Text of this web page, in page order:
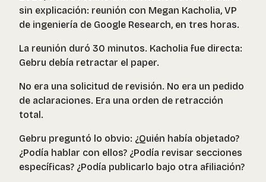
sin explicación: reunión con Megan Kacholia, VP
de ingeniería de Google Research, en tres horas.
La reunión duró 30 minutos. Kacholia fue directa:
Gebru debía retractar el paper.
No era una solicitud de revisión. No era un pedido
de aclaraciones. Era una orden de retracción
total.
Gebru preguntó lo obvio: ¿Quién había objetado?
¿Podía hablar con ellos? ¿Podía revisar secciones
específicas? ¿Podía publicarlo bajo otra afiliación?